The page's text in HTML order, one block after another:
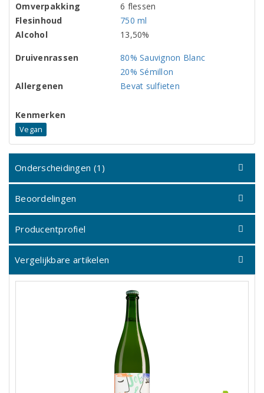
Omverpakking
6 flessen
Flesinhoud
750 ml
Alcohol
13,50%
Druivenrassen
80% Sauvignon Blanc
20% Sémillon
Allergenen
Bevat sulfieten
Kenmerken
Vegan
Onderscheidingen (1)
Beoordelingen
Producentprofiel
Vergelijkbare artikelen